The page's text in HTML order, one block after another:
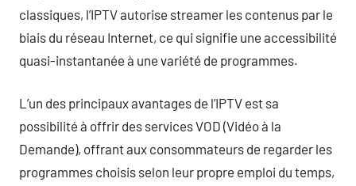
classiques, l’IPTV autorise streamer les contenus par le
biais du réseau Internet, ce qui signifie une accessibilité
quasi-instantanée à une variété de programmes.
L’un des principaux avantages de l’IPTV est sa
possibilité à offrir des services VOD (Vidéo à la
Demande), offrant aux consommateurs de regarder les
programmes choisis selon leur propre emploi du temps,